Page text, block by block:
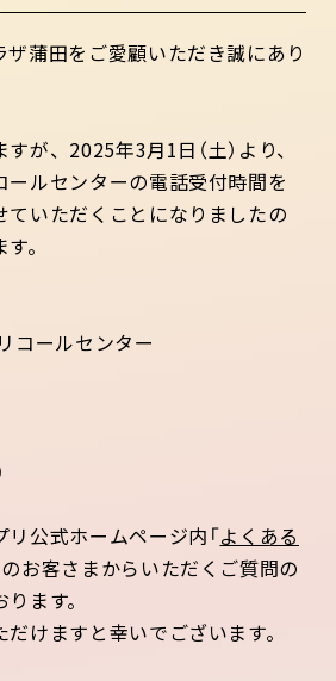
ザ蒲田をご愛顧いただき誠にあり
が、2025年3月1日（土）より、
ールセンターの電話受付時間を
ていただくことになりましたの
。
コールセンター
公式ホームページ内「よくある
のお客さまからいただくご質問の
ます。
けますと幸いでございます。